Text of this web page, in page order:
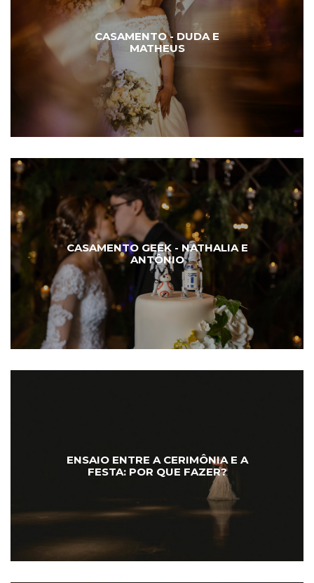
CASAMENTO - DUDA E
MATHEUS
CASAMENTO GEEK - NATHALIA E
ANTÔNIO
ENSAIO ENTRE A CERIMÔNIA E A
FESTA: POR QUE FAZER?